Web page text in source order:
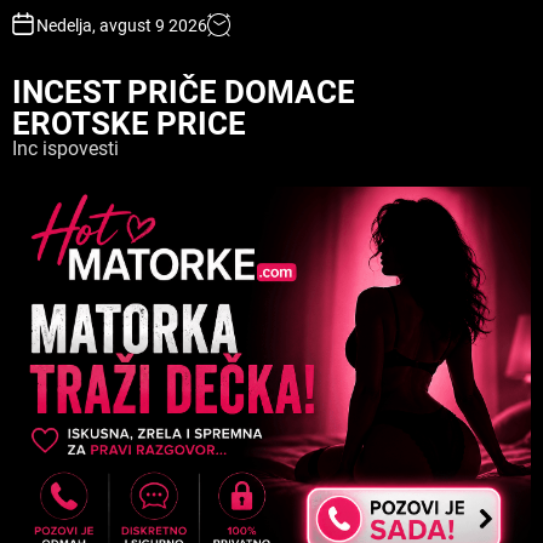
Nedelja, avgust 9 2026
INCEST PRIČE DOMACE
EROTSKE PRICE
Inc ispovesti